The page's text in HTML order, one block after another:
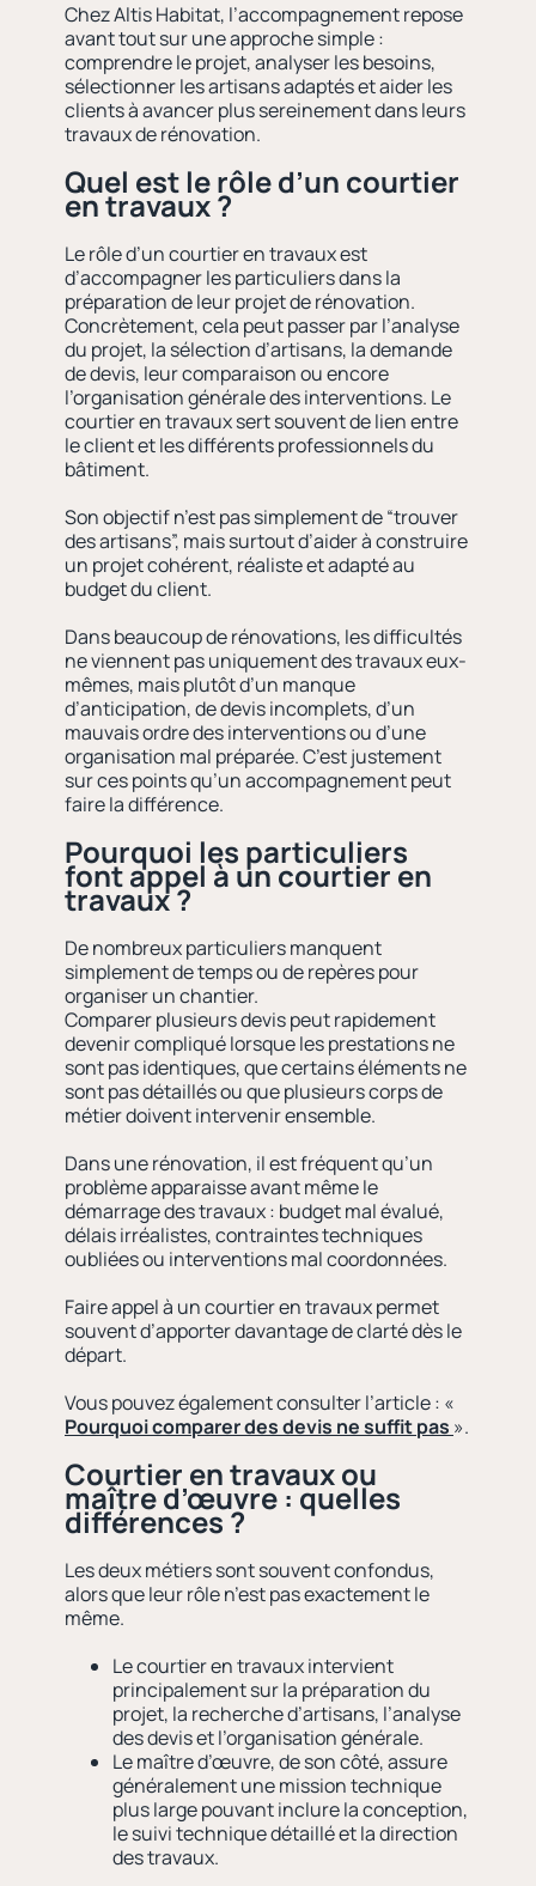
Chez Altis Habitat, l’accompagnement repose
avant tout sur une approche simple :
comprendre le projet, analyser les besoins,
sélectionner les artisans adaptés et aider les
clients à avancer plus sereinement dans leurs
travaux de rénovation.
Quel est le rôle d’un courtier
en travaux ?
Le rôle d’un courtier en travaux est
d’accompagner les particuliers dans la
préparation de leur projet de rénovation.
Concrètement, cela peut passer par l’analyse
du projet, la sélection d’artisans, la demande
de devis, leur comparaison ou encore
l’organisation générale des interventions. Le
courtier en travaux sert souvent de lien entre
le client et les différents professionnels du
bâtiment.
Son objectif n’est pas simplement de “trouver
des artisans”, mais surtout d’aider à construire
un projet cohérent, réaliste et adapté au
budget du client.
Dans beaucoup de rénovations, les difficultés
ne viennent pas uniquement des travaux eux-
mêmes, mais plutôt d’un manque
d’anticipation, de devis incomplets, d’un
mauvais ordre des interventions ou d’une
organisation mal préparée. C’est justement
sur ces points qu’un accompagnement peut
faire la différence.
Pourquoi les particuliers
font appel à un courtier en
travaux ?
De nombreux particuliers manquent
simplement de temps ou de repères pour
organiser un chantier.
Comparer plusieurs devis peut rapidement
devenir compliqué lorsque les prestations ne
sont pas identiques, que certains éléments ne
sont pas détaillés ou que plusieurs corps de
métier doivent intervenir ensemble.
Dans une rénovation, il est fréquent qu’un
problème apparaisse avant même le
démarrage des travaux : budget mal évalué,
délais irréalistes, contraintes techniques
oubliées ou interventions mal coordonnées.
Faire appel à un courtier en travaux permet
souvent d’apporter davantage de clarté dès le
départ.
Vous pouvez également consulter l’article : «
Pourquoi comparer des devis ne suffit pas ».
Courtier en travaux ou
maître d’œuvre : quelles
différences ?
Les deux métiers sont souvent confondus,
alors que leur rôle n’est pas exactement le
même.
Le courtier en travaux intervient
principalement sur la préparation du
projet, la recherche d’artisans, l’analyse
des devis et l’organisation générale.
Le maître d’œuvre, de son côté, assure
généralement une mission technique
plus large pouvant inclure la conception,
le suivi technique détaillé et la direction
des travaux.